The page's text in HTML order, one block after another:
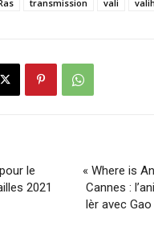
transmission vali
le
2021
« Where is
Cannes :
lèr avec